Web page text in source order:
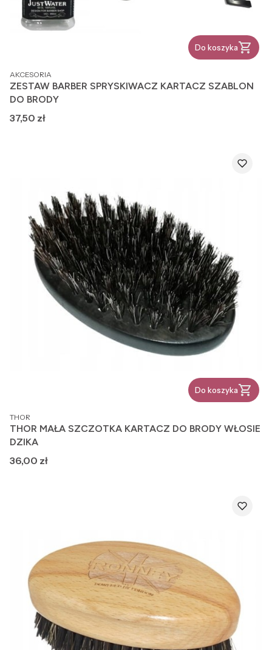
Do koszyka
PRODUCENT
AKCESORIA
ZESTAW BARBER SPRYSKIWACZ KARTACZ SZABLON
DO BRODY
Cena
37,50 zł
Do koszyka
PRODUCENT
THOR
THOR MAŁA SZCZOTKA KARTACZ DO BRODY WŁOSIE
DZIKA
Cena
36,00 zł